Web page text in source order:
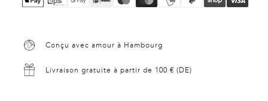
Conçu avec amour à Hambourg
Livraison gratuite à partir de 100 € (DE)